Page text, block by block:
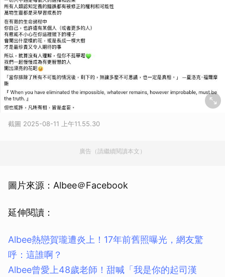
截圖 2025-08-11 上午11.55.30
廣告（請繼續閱讀本文）
圖片來源：Albee＠Facebook
延伸閱讀：
Albee熱戀賀瓏遭炎上！17年前舊照曝光，網友驚
呼：這誰啊？
Albee曾愛上48歲老師！甜喊「我是你的起司漢